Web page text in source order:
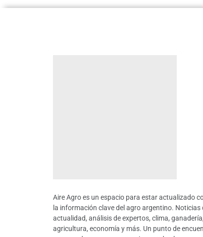
Aire Agro es un espacio para estar actualizado
la información clave del agro argentino. Noticias
actualidad, análisis de expertos, clima, ganadería,
agricultura, economía y más. Un punto de